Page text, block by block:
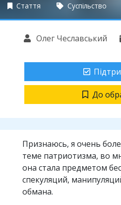
Стаття Суспільство
Олег Чеславський
До
Признаюсь, я очень
теме патриотизма, во
она стала предметом
спекуляций,
обмана.